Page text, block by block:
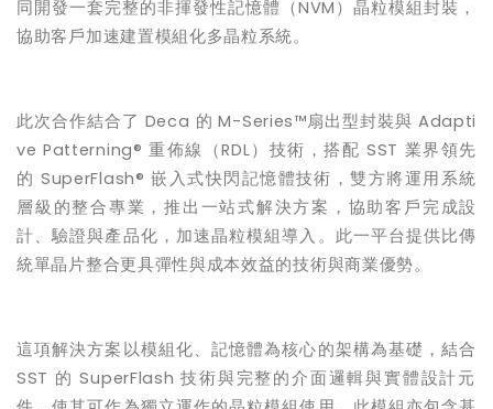
同開發一套完整的非揮發性記憶體（NVM ）晶粒模組封裝，
協助客戶加速建置模組化多晶粒系統。
此次合作結合了 Deca 的 M-Series™扇出型封裝與 Adapti
ve Patterning®重佈線（RDL）技術，搭配 SST 業界領先
的 SuperFlash®嵌入式快閃記憶體技術，雙方將運用系統
層級的整合專業，推出一站式解決方案，協助客戶完成設
計、驗證與產品化，加速晶粒模組導入。此一平台提供比傳
統單晶片整合更具彈性與成本效益的技術與商業優勢。
這項解決方案以模組化、記憶體為核心的架構為基礎，結合
SST 的 SuperFlash技術與完整的介面邏輯與實體設計元